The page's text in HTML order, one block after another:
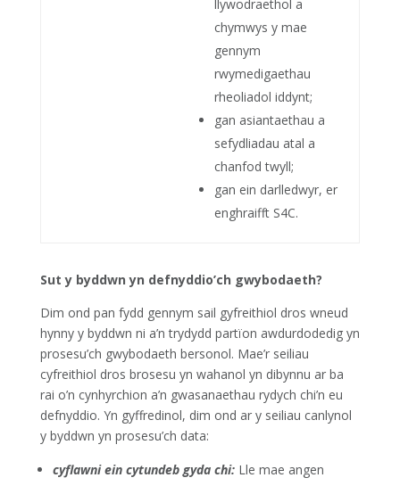
llywodraethol a
chymwys y mae
gennym
rwymedigaethau
rheoliadol iddynt;
gan asiantaethau a
sefydliadau atal a
chanfod twyll;
gan ein darlledwyr, er
enghraifft S4C.
Sut y byddwn yn defnyddio’ch gwybodaeth?
Dim ond pan fydd gennym sail gyfreithiol dros wneud
hynny y byddwn ni a’n trydydd partïon awdurdodedig yn
prosesu’ch gwybodaeth bersonol. Mae’r seiliau
cyfreithiol dros brosesu yn wahanol yn dibynnu ar ba
rai o’n cynhyrchion a’n gwasanaethau rydych chi’n eu
defnyddio. Yn gyffredinol, dim ond ar y seiliau canlynol
y byddwn yn prosesu’ch data:
cyflawni ein cytundeb gyda chi:Lle mae angen